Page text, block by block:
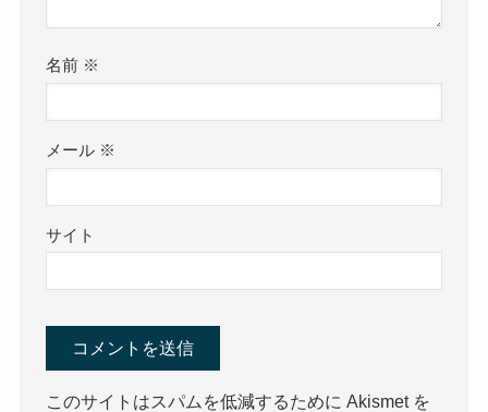
名前 ※
メール ※
サイト
このサイトはスパムを低減するために Akismet を